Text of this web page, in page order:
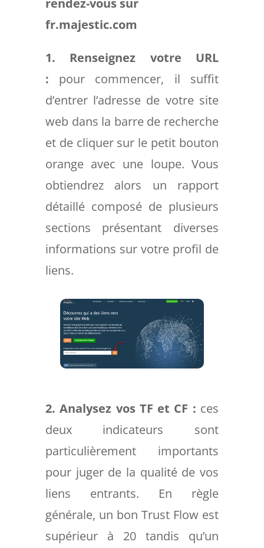
rendez-vous sur
fr.majestic.com
1. Renseignez votre URL
:
pour commencer, il suffit
d’entrer l’adresse de votre site
web dans la barre de recherche
et de cliquer sur le petit bouton
orange avec une loupe. Vous
obtiendrez alors un rapport
détaillé composé de plusieurs
sections présentant diverses
informations sur votre profil de
liens.
2.Analysez vos TF et CF : ces
deux indicateurs sont
particulièrement importants
pour juger de la qualité de vos
liens entrants. En règle
générale, un bon Trust Flow est
supérieur à 20 tandis qu’un